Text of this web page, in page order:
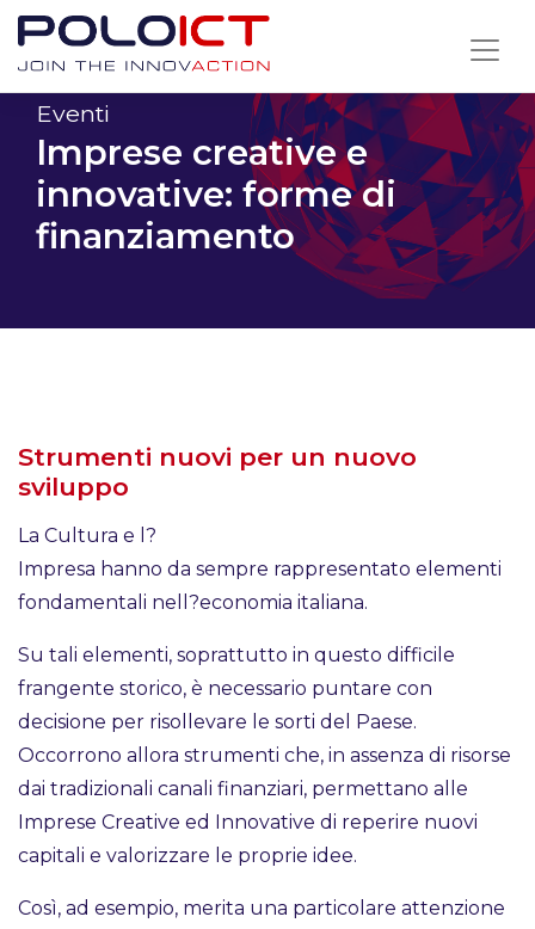
Skip
contentEventi
Imprese creative e
innovative: forme di
finanziamento
Strumenti nuovi per un nuovo
sviluppo
La Cultura e l?
Impresa hanno da sempre rappresentato elementi
fondamentali nell?economia italiana.
Su tali elementi, soprattutto in questo difficile
frangente storico, è necessario puntare con
decisione per risollevare le sorti del Paese.
Occorrono allora strumenti che, in assenza di risorse
dai tradizionali canali finanziari, permettano alle
Imprese Creative ed Innovative di reperire nuovi
capitali e valorizzare le proprie idee.
Così, ad esempio, merita una particolare attenzione